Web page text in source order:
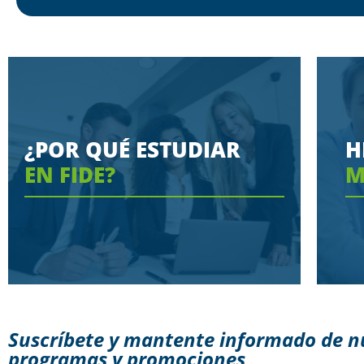
¿POR QUÉ ESTUDIAR
EN FIDE?
Suscríbete y mantente informado de